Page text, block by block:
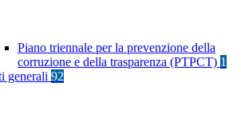
Piano triennale per la prevenzione della
corruzione e della trasparenza (PTPCT) 1
generali 92